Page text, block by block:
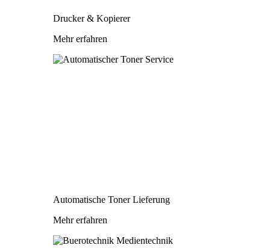
Drucker & Kopierer
Mehr erfahren
Automatische Toner Lieferung
Mehr erfahren